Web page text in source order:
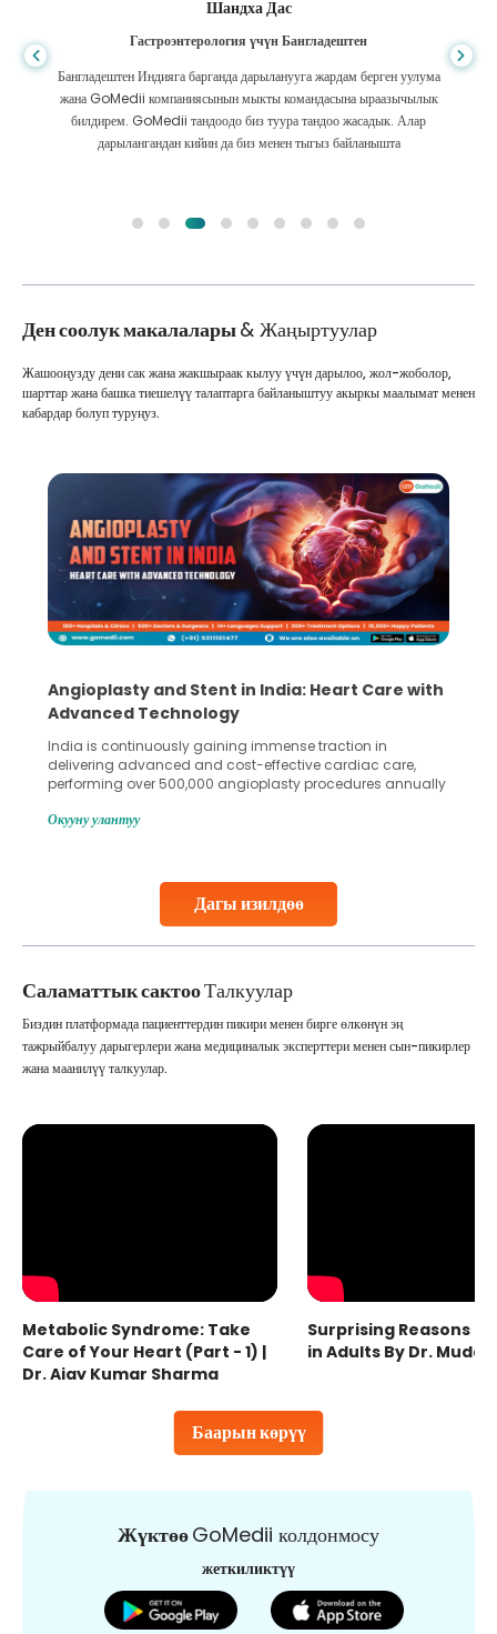
Шандха Дас
Гастроэнтерология үчүн Бангладештен
Бангладештен Индияга барганда дарыланууга жардам берген уулума
жана GoMedii компаниясынын мыкты командасына ыраазычылык
билдирем. GoMedii тандоодо биз туура тандоо жасадык. Алар
дарылангандан кийин да биз менен тыгыз байланышта
Ден соолук макалалары& Жаңыртуулар
Дагы изилдөө
Жашооңузду дени сак жана жакшыраак кылуу үчүн дарылоо, жол-жоболор,
шарттар жана башка тиешелүү талаптарга байланыштуу акыркы маалымат менен
кабардар болуп туруңуз.
Angioplasty and Stent in India: Heart Care with
Advanced Technology
India is continuously gaining immense traction in
delivering advanced and cost-effective cardiac care,
performing over 500,000 angioplasty procedures annually
globe are searching for treatments like angioplasty and
Studies, such as one published
Окууну улантуу
Саламаттык сактооТалкуулар
Баарын көрүү
Биздин платформада пациенттердин пикири менен бирге өлкөнүн эң
тажрыйбалуу дарыгерлери жана медициналык эксперттери менен сын-пикирлер
жана маанилүү талкуулар.
Metabolic Syndrome: Take
Care of Your Heart (Part - 1) |
Dr. Ajay Kumar Sharma
Surprising Reasons
in Adults By Dr.
ЖүктөөGoMedii колдонмосу
жеткиликтүү